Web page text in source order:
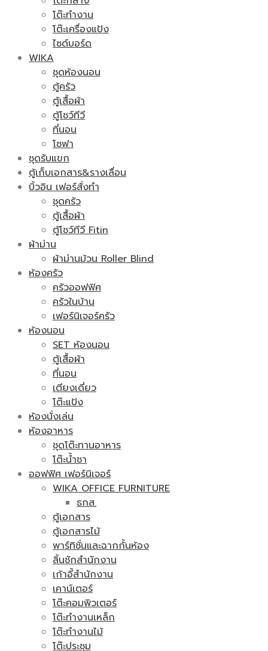
โต๊ะทำงาน
โต๊ะเครื่องแป้ง
ไซด์บอร์ด
WIKA
ชุดห้องนอน
ตู้ครัว
ตู้เสื้อผ้า
ตู้โชว์ทีวี
ที่นอน
โซฟา
ชุดรับแขก
ตู้เก็บเอกสาร&รางเลื่อน
บิ้วอิน เฟอร์สั่งทำ
ชุดครัว
ตู้เสื้อผ้า
ตู้โชว์ทีวี Fitin
ผ้าม่าน
ผ้าม่านม้วน Roller Blind
ห้องครัว
ครัวออฟฟิศ
ครัวในบ้าน
เฟอร์นิเจอร์ครัว
ห้องนอน
SET ห้องนอน
ตู้เสื้อผ้า
ที่นอน
เตียงเดี่ยว
โต๊ะแป้ง
ห้องนั่งเล่น
ห้องอาหาร
ชุดโต๊ะทานอาหาร
โต๊ะน้ำชา
ออฟฟิศ เฟอร์นิเจอร์
WIKA OFFICE FURNITURE
ธกส.
ตู้เอกสาร
ตู้เอกสารไม้
พาร์ทิชั่นและฉากกั้นห้อง
ลิ้นชักสำนักงาน
เก้าอี้สำนักงาน
เคาน์เตอร์
โต๊ะคอมพิวเตอร์
โต๊ะทำงานเหล็ก
โต๊ะทำงานไม้
โต๊ะประชุม